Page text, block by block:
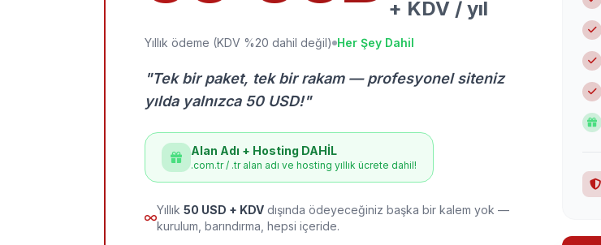
+ KDV / yıl
Yıllık ödeme (KDV %20 dahil değil) Her Şey Dahil
"Tek bir paket, tek bir rakam — profesyonel siteniz
yılda yalnızca 50 USD!"
Alan Adı + Hosting DAHİL
.com.tr / .tr alan adı ve hosting yıllık ücrete dahil!
Yıllık 50 USD + KDV dışında ödeyeceğiniz başka bir kalem yok —
kurulum, barındırma, hepsi içeride.